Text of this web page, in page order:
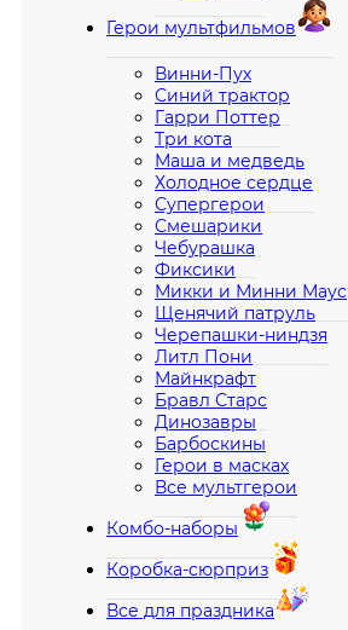
Герои мультфильмов
Винни-Пух
Синий трактор
Гарри Поттер
Три кота
Маша и медведь
Холодное сердце
Супергерои
Смешарики
Чебурашка
Фиксики
Микки и Минни Маус
Щенячий патруль
Черепашки-ниндзя
Литл Пони
Майнкрафт
Бравл Старс
Динозавры
Барбоскины
Герои в масках
Все мультгерои
Комбо-наборы
Коробка-сюрприз
Все для праздника